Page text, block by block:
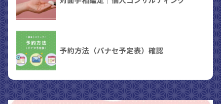
予約方法（パナセ予定表）確認